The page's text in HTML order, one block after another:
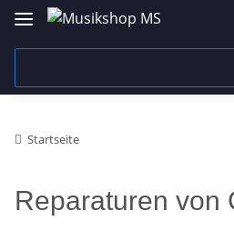
Startseite
Reparaturen von